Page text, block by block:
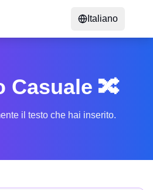
Italiano
Casuale 🔀
il testo che hai inserito.